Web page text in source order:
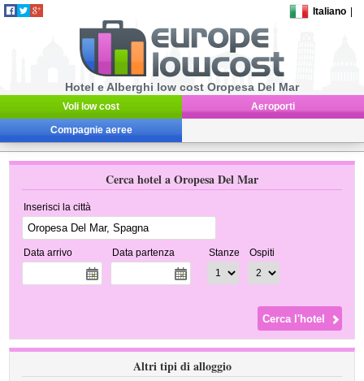
Italiano
Hotel e Alberghi low cost Oropesa Del Mar
Voli low cost Aeroporti
Compagnie aeree
Cerca hotel a Oropesa Del Mar
Inserisci la città
Data arrivo Data partenza Stanze Ospiti
Altri tipi di alloggio